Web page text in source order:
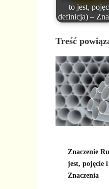
to jest,
definicja) –
Treść
Znaczenie
jest, pojęcie
Znaczenia